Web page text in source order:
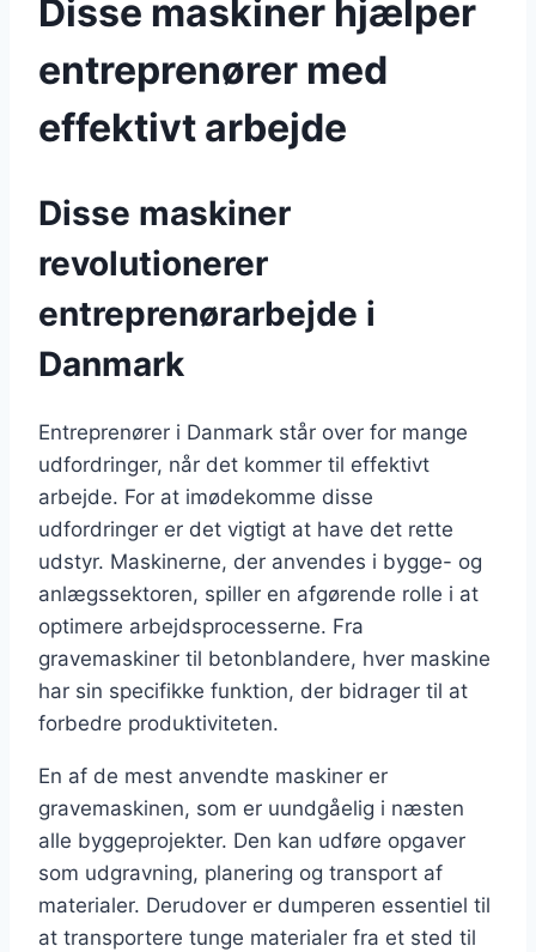
Disse maskiner hjælper
entreprenører med
effektivt arbejde
Disse maskiner
revolutionerer
entreprenørarbejde i
Danmark
Entreprenører i Danmark står over for mange
udfordringer, når det kommer til effektivt
arbejde. For at imødekomme disse
udfordringer er det vigtigt at have det rette
udstyr. Maskinerne, der anvendes i bygge- og
anlægssektoren, spiller en afgørende rolle i at
optimere arbejdsprocesserne. Fra
gravemaskiner til betonblandere, hver maskine
har sin specifikke funktion, der bidrager til at
forbedre produktiviteten.
En af de mest anvendte maskiner er
gravemaskinen, som er uundgåelig i næsten
alle byggeprojekter. Den kan udføre opgaver
som udgravning, planering og transport af
materialer. Derudover er dumperen essentiel til
at transportere tunge materialer fra et sted til